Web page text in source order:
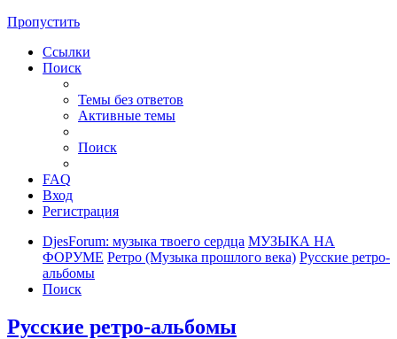
Пропустить
Ссылки
Поиск
Темы без ответов
Активные темы
Поиск
FAQ
Вход
Регистрация
DjesForum: музыка твоего сердца МУЗЫКА НА
ФОРУМЕ Ретро (Музыка прошлого века) Русские ретро-
альбомы
Поиск
Русские ретро-альбомы